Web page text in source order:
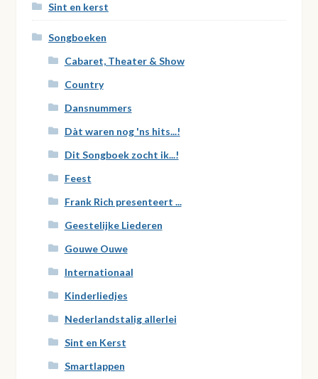
Sint en kerst
Songboeken
Cabaret, Theater & Show
Country
Dansnummers
Dàt waren nog 'ns hits...!
Dit Songboek zocht ik...!
Feest
Frank Rich presenteert ...
Geestelijke Liederen
Gouwe Ouwe
Internationaal
Kinderliedjes
Nederlandstalig allerlei
Sint en Kerst
Smartlappen